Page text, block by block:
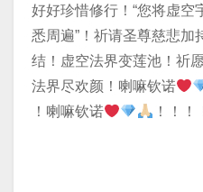
好好珍惜修行！“您将虚空
悉周遍”！祈请圣尊慈悲加
结！虚空法界变莲池！祈
法界尽欢颜！喇嘛钦诺
！喇嘛钦诺
！！！